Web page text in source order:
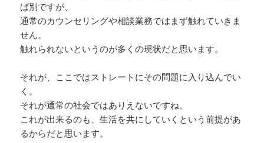
ば別ですが、
通常のカウンセリングや相談業務ではまず触れていきま
せん。
触れられないというのが多くの現状だと思います。
それが、ここではストレートにその問題に入り込んでい
く。
それが通常の社会ではありえないですね。
これが出来るのも、生活を共にしていくという前提があ
るからだと思います。